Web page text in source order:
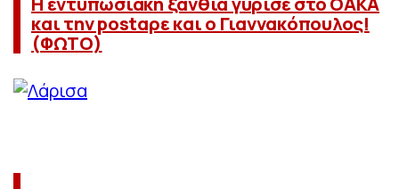
και την postαρε και ο Γιαννακόπουλος!
(ΦΩΤΟ)